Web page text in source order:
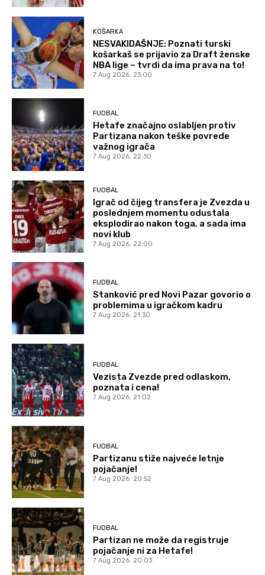
KOŠARKA
NESVAKIDAŠNJE: Poznati turski
košarkaš se prijavio za Draft ženske
NBA lige – tvrdi da ima prava na to!
7 Aug 2026. 23:00
FUDBAL
Hetafe značajno oslabljen protiv
Partizana nakon teške povrede
važnog igrača
7 Aug 2026. 22:30
FUDBAL
Igrač od čijeg transfera je Zvezda u
poslednjem momentu odustala
eksplodirao nakon toga, a sada ima
novi klub
7 Aug 2026. 22:00
FUDBAL
Stanković pred Novi Pazar govorio o
problemima u igračkom kadru
7 Aug 2026. 21:30
FUDBAL
Vezista Zvezde pred odlaskom,
poznata i cena!
7 Aug 2026. 21:02
FUDBAL
Partizanu stiže najveće letnje
pojačanje!
7 Aug 2026. 20:52
FUDBAL
Partizan ne može da registruje
pojačanje ni za Hetafe!
7 Aug 2026. 20:03